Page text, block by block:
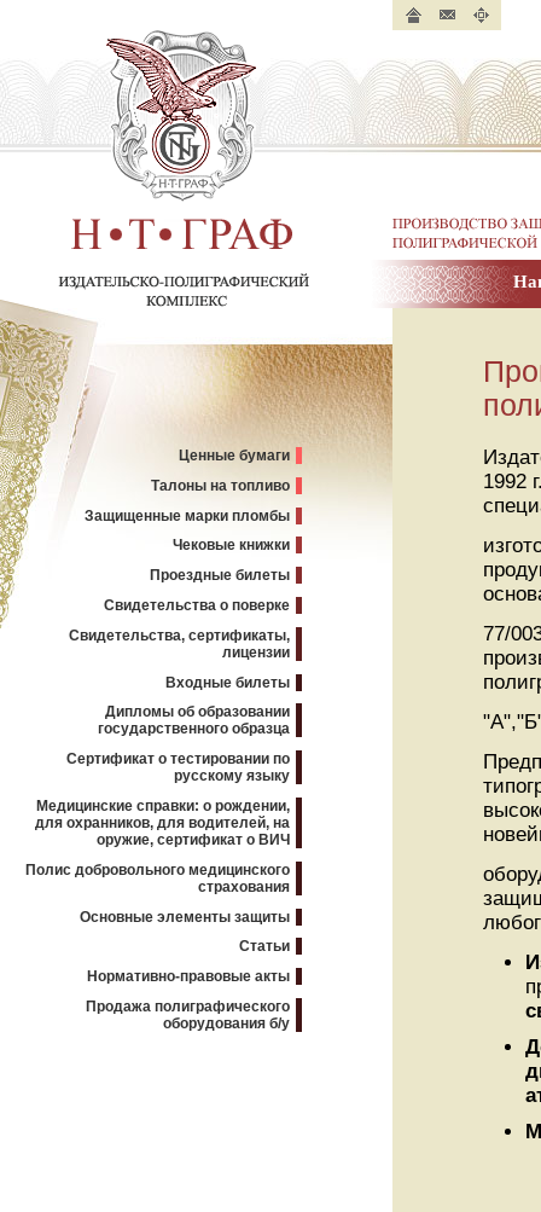
Н. Т. ГРАФ.
Издательско-полиграфический
комплекс
Производство
полиграфической
1992
77/
Ценные бумаги
Талоны на топливо
Защищенные марки пломбы
Чековые книжки
Проездные билеты
Свидетельства о поверке
Свидетельства, сертификаты,
лицензии
Входные билеты
Дипломы об образовании
государственного образца
Сертификат о тестировании по
русскому языку
Медицинские справки: о рождении,
для охранников, для водителей, на
оружие, сертификат о ВИЧ
Полис добровольного медицинского
страхования
Основные элементы защиты
Статьи
Нормативно-правовые акты
Продажа полиграфического
оборудования б/у
страница
сайта